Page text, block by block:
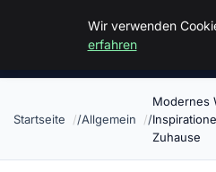
Malzminden
Startseite Allgemein
Modernes
Zuhause
Wir verwenden
erfahren